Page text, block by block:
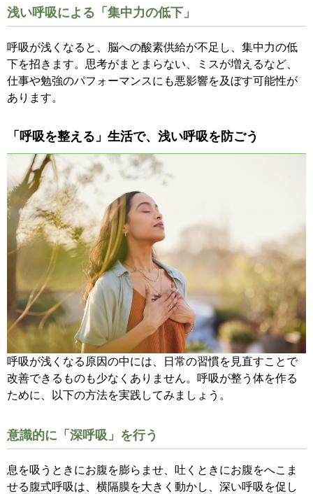
浅い呼吸による「集中力の低下」
呼吸が浅くなると、脳への酸素供給が不足し、集中力の低
下を招きます。思考がまとまらない、ミスが増えるなど、
仕事や勉強のパフォーマンスにも悪影響を及ぼす可能性が
あります。
「呼吸を整える」生活で、浅い呼吸を防ごう
呼吸が浅くなる原因の中には、日常の習慣を見直すことで
改善できるものも少なくありません。呼吸が整う体を作る
ために、以下の方法を実践してみましょう。
意識的に「深呼吸」を行う
息を吸うときにお腹を膨らませ、吐くときにお腹をへこま
せる腹式呼吸は、横隔膜を大きく動かし、深い呼吸を促し